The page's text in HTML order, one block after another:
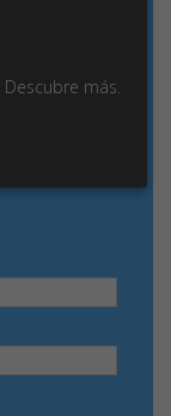
Descubre más.